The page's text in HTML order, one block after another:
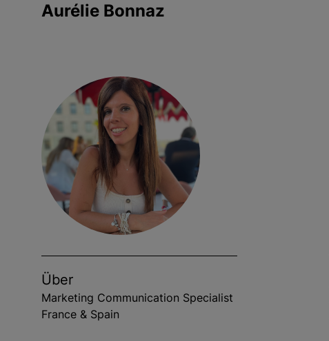
Aurélie Bonnaz
Über
Marketing Communication Specialist
France & Spain